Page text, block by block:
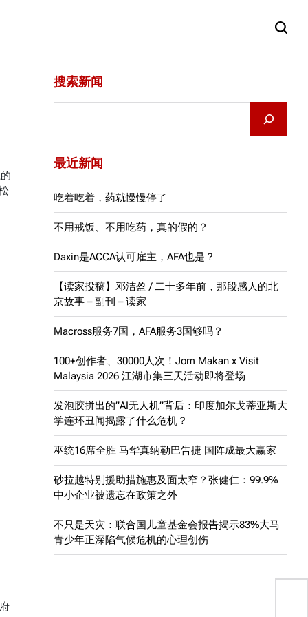
搜索新闻
最近新闻
吃着吃着，药就慢慢停了
不用戒饭、不用吃药，真的假的？
Daxin是ACCA认可雇主，AFA也是？
【读家投稿】邓洁盈 / 二十多年前，那段感人的北
京故事 – 副刊 – 读家
Macross服务7国，AFA服务3国够吗？
100+创作者、30000人次！Jom Makan x Visit
Malaysia 2026 江湖市集三天活动即将登场
发泡胶拼出的”AI无人机”背后：印度加尔戈蒂亚斯大
学连环丑闻揭露了什么危机？
巫统16席全胜 马华真纳勒巴告捷 国阵成最大赢家
砂拉越特别援助措施惠及面太窄？张健仁：99.9%
中小企业被遗忘在政策之外
不只是天灾：联合国儿童基金会报告揭示83%大马
青少年正深陷气候危机的心理创伤